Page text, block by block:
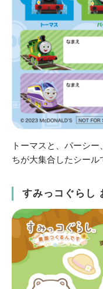
トーマスと、パーシ
ちが大集合したシール
すみっコぐらし